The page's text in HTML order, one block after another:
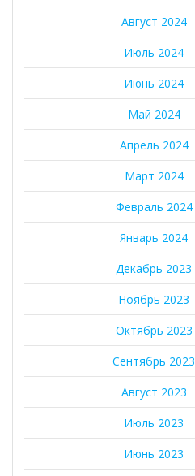
Август 2024
Июль 2024
Июнь 2024
Май 2024
Апрель 2024
Март 2024
Февраль 2024
Январь 2024
Декабрь 2023
Ноябрь 2023
Октябрь 2023
Сентябрь 2023
Август 2023
Июль 2023
Июнь 2023